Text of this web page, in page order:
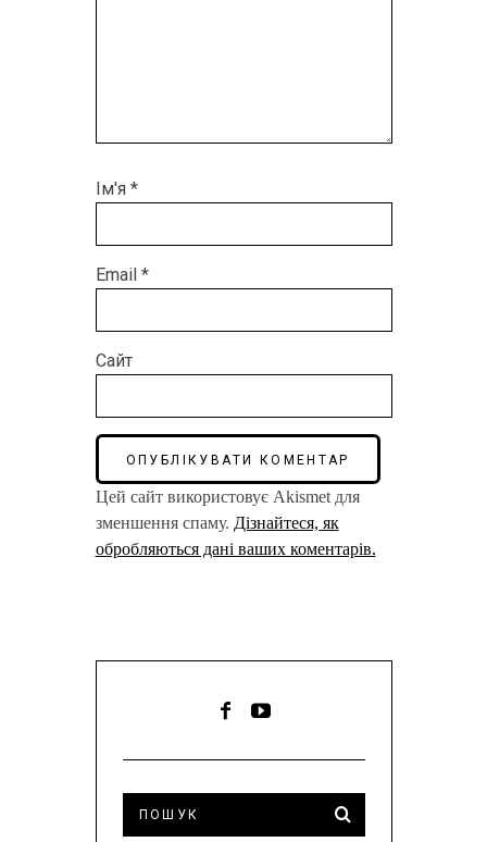
Ім'я *
Email *
Сайт
Цей сайт використовує Akismet для
зменшення спаму. Дізнайтеся, як
обробляються дані ваших коментарів.